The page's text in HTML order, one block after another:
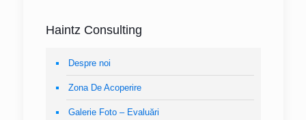
Haintz Consulting
Despre noi
Zona De Acoperire
Galerie Foto – Evaluări